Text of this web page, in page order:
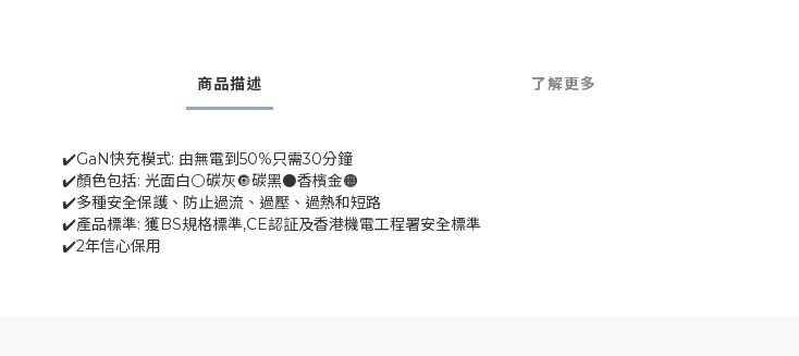
商品描述 了解更多
✔️GaN快充模式: 由無電到50%只需30分鐘
✔️顏色包括: 光面白⚪碳灰🔘碳黑⚫香檳金🟠
✔️多種安全保護、防止過流、過壓、過熱和短路
✔️產品標準: 獲BS規格標準,CE認証及香港機電工程署安全標準
✔️2年信心保用